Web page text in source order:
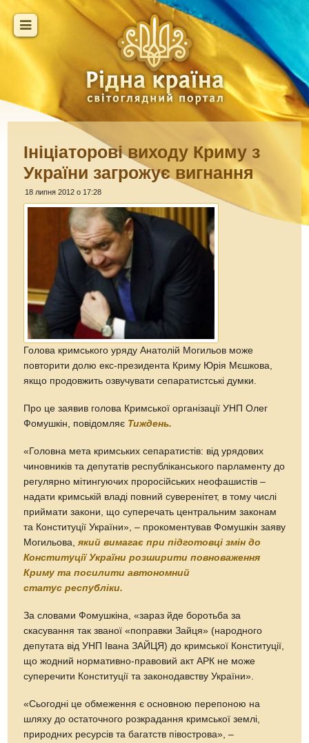
Ініціаторові виходу Криму з
України загрожує вигнання
18 липня 2012 о 17:28
Голова кримського уряду Анатолій Могильов може
повторити долю екс-президента Криму Юрія Мєшкова,
якщо продовжить озвучувати сепаратистські думки.
Про це заявив голова Кримської організації УНП Олег
Фомушкін, повідомляє Тиждень.
«Головна мета кримських сепаратистів: від урядових
чиновників та депутатів республіканського парламенту до
регулярно мітингуючих проросійських неофашистів –
надати кримській владі повний суверенітет, в тому числі
приймати закони, що суперечать центральним законам
та Конституції України», – прокоментував Фомушкін заяву
Могильова, який вимагає при підготовці змін до
Конституції України розширити повноваження
Криму та посилити автономний
статус республіки.
За словами Фомушкіна, «зараз йде боротьба за
скасування так званої «поправки Зайця» (народного
депутата від УНП Івана ЗАЙЦЯ) до кримської Конституції,
що жодний нормативно-правовий акт АРК не може
суперечити Конституції та законодавству України».
«Сьогодні це обмеження є основною перепоною на
шляху до остаточного розкрадання кримської землі,
природних ресурсів та багатств півострова», –